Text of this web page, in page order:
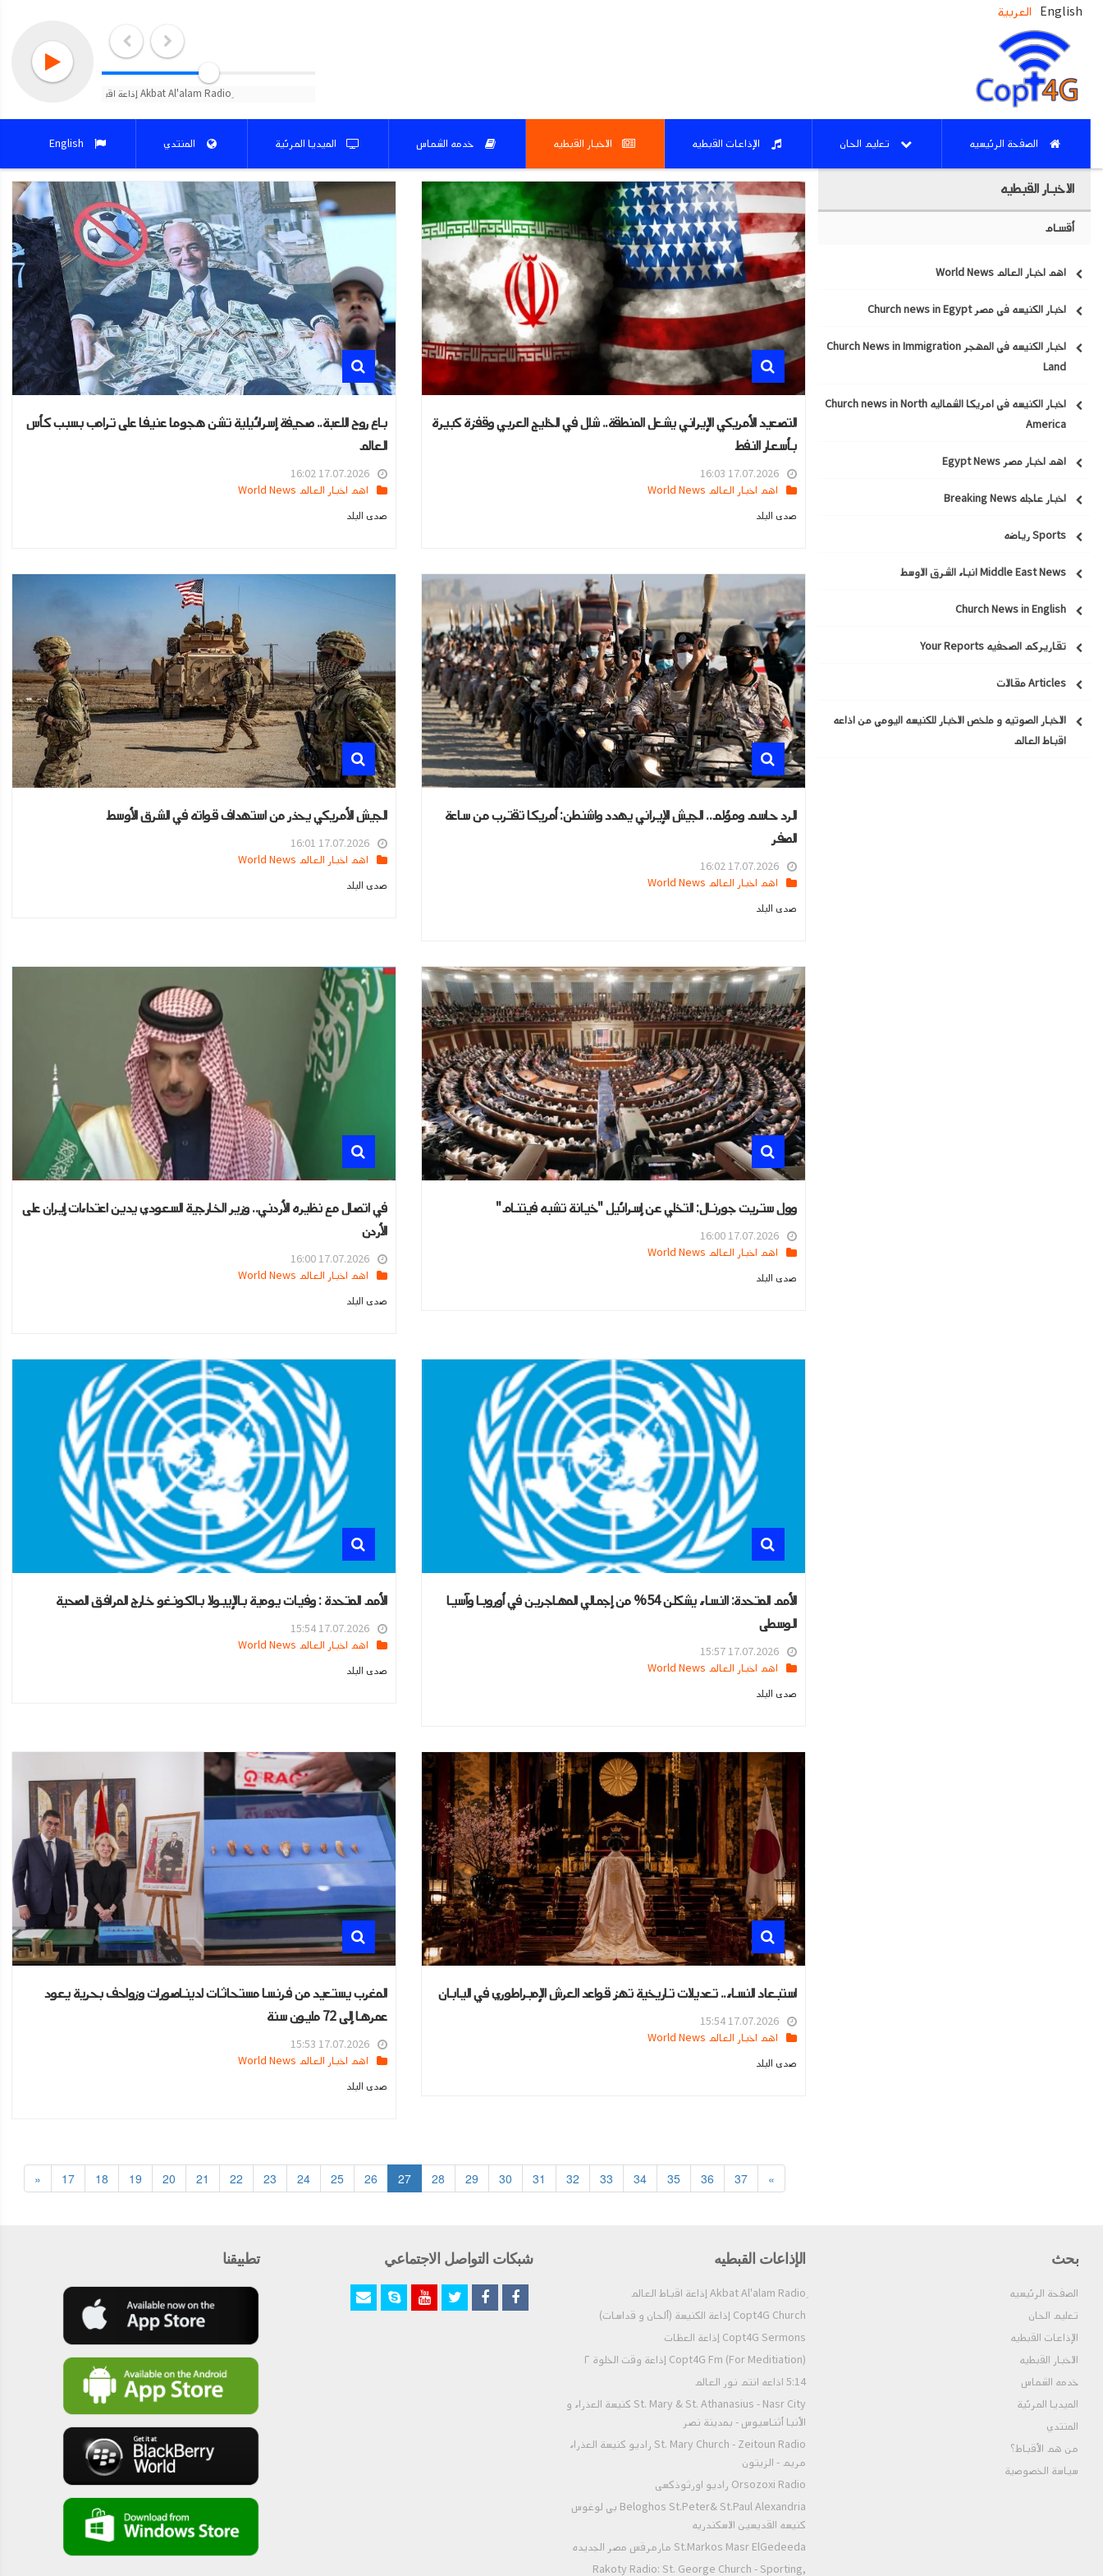
English العربية
ِAkbat Al'alam Radio إذاعة اقباط العالم
الصفحة الرئيسيه تعليم الحان الإذاعات القبطيه الاخبار القبطيه خدمه الشماس الميديا المرئية المنتدي English
الاخبار القبطيه
أقسام
اهم اخبار العالم World News
اخبار الكنيسه في مصر Church news in Egypt
اخبار الكنيسه في المهجر Church News in Immigration
Land
اخبار الكنيسه في امريكا الشماليه Church news in North
America
اهم اخبار مصر Egypt News
اخبار عاجله Breaking News
Sports رياضه
Middle East News انباء الشرق الاوسط
Church News in English
تقاريركم الصحفيه Your Reports
Articles مقالات
الاخبار الصوتيه و ملخص الاخبار للكنيسه اليومي من اذاعه
اقباط العالم
التصعيد الأمريكي الإيراني يشعل المنطقة.. شلل في الخليج العربي وقفزة كبيرة
بأسعار النفط
17.07.2026 16:03
اهم اخبار العالم World News
صدى البلد
باع روح اللعبة.. صحيفة إسرائيلية تشن هجوما عنيفا على ترامب بسبب كأس
العالم
17.07.2026 16:02
اهم اخبار العالم World News
صدى البلد
الرد حاسم ومؤلم.. الجيش الإيراني يهدد واشنطن: أمريكا تقترب من ساعة
الصفر
17.07.2026 16:02
اهم اخبار العالم World News
صدى البلد
الجيش الأمريكي يحذر من استهداف قواته في الشرق الأوسط
17.07.2026 16:01
اهم اخبار العالم World News
صدى البلد
وول ستريت جورنال: التخلي عن إسرائيل "خيانة تشبه فيتنام"
17.07.2026 16:00
اهم اخبار العالم World News
صدى البلد
في اتصال مع نظيره الأردني.. وزير الخارجية السعودي يدين اعتداءات إيران على
الأردن
17.07.2026 16:00
اهم اخبار العالم World News
صدى البلد
الأمم المتحدة: النساء يشكلن 54% من إجمالي المهاجرين في أوروبا وآسيا
الوسطى
17.07.2026 15:57
اهم اخبار العالم World News
صدى البلد
الأمم المتحدة : وفيات يومية بالإيبولا بالكونغو خارج المرافق الصحية
17.07.2026 15:54
اهم اخبار العالم World News
صدى البلد
استبعاد النساء.. تعديلات تاريخية تهز قواعد العرش الإمبراطوري في اليابان
17.07.2026 15:54
اهم اخبار العالم World News
صدى البلد
المغرب يستعيد من فرنسا مستحاثات لديناصورات وزواحف بحرية يعود
عمرها إلى 72 مليون سنة
17.07.2026 15:53
اهم اخبار العالم World News
صدى البلد
« 17 18 19 20 21 22 23 24 25 26 27 28 29 30 31 32 33 34 35 36 37 »
بحث
الصفحة الرئيسيه
تعليم الحان
الإذاعات القبطيه
الاخبار القبطيه
خدمه الشماس
الميديا المرئية
المنتدي
من هم الأقباط؟‎
سياسة الخصوصية
الإذاعات القبطيه
Copt4G Church إذاعة الكنيسة (ألحان و قداسات)
Copt4G Sermons إذاعة العظات
Copt4G Fm (For Meditiation) إذاعة وقت الخلوة ٢
5:14 اذاعه انتم نور العالم
St. Mary & St. Athanasius - Nasr City كنيسة العذراء و
الأنبا أثناسيوس - بمدينة نصر
St. Mary Church - Zeitoun Radio راديو كنيسة العذراء
مريم - الزيتون
Orsozoxi Radio راديو اورثوذكسى
Beloghos St.Peter& St.Paul Alexandria بي لوغوس
كنيسه القديسين الاسكندريه
St.Markos Masr ElGedeeda مارمرقس مصر الجديده
Rakoty Radio: St. George Church - Sporting,
شبكات التواصل الاجتماعي تطبيقنا